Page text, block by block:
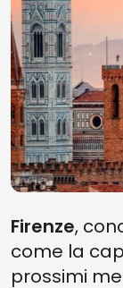
Firenze,
come la
prossimi